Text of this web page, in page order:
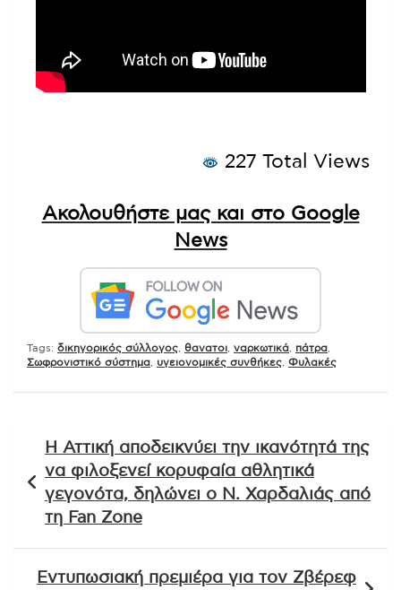
227 Total Views
Ακολουθήστε μας και στο Google
News
Tags: δικηγορικός σύλλογος θανατοι ναρκωτικά πάτρα
Σωφρονιστικό σύστημα
υγειονομικές συνθήκες Φυλακές
άρθρων
Η Αττική αποδεικνύει την ικανότητά της
να φιλοξενεί κορυφαία αθλητικά
γεγονότα, δηλώνει ο Ν. Χαρδαλιάς από
τη Fan Zone
Εντυπωσιακή πρεμιέρα για τον Ζβέρεφ